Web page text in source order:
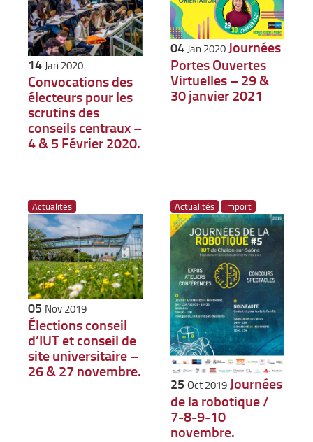
14 Jan 2020
Convocations des
électeurs pour les
scrutins des
conseils centraux –
4 & 5 Février 2020.
04 Jan 2020 Journées
Portes Ouvertes
Virtuelles – 29 &
30 janvier 2021
Actualités
05 Nov 2019
Élections conseil
d’IUT et conseil de
site universitaire –
26 & 27 novembre.
Actualités import
25 Oct 2019 Journées
de la robotique /
7-8-9-10
novembre.